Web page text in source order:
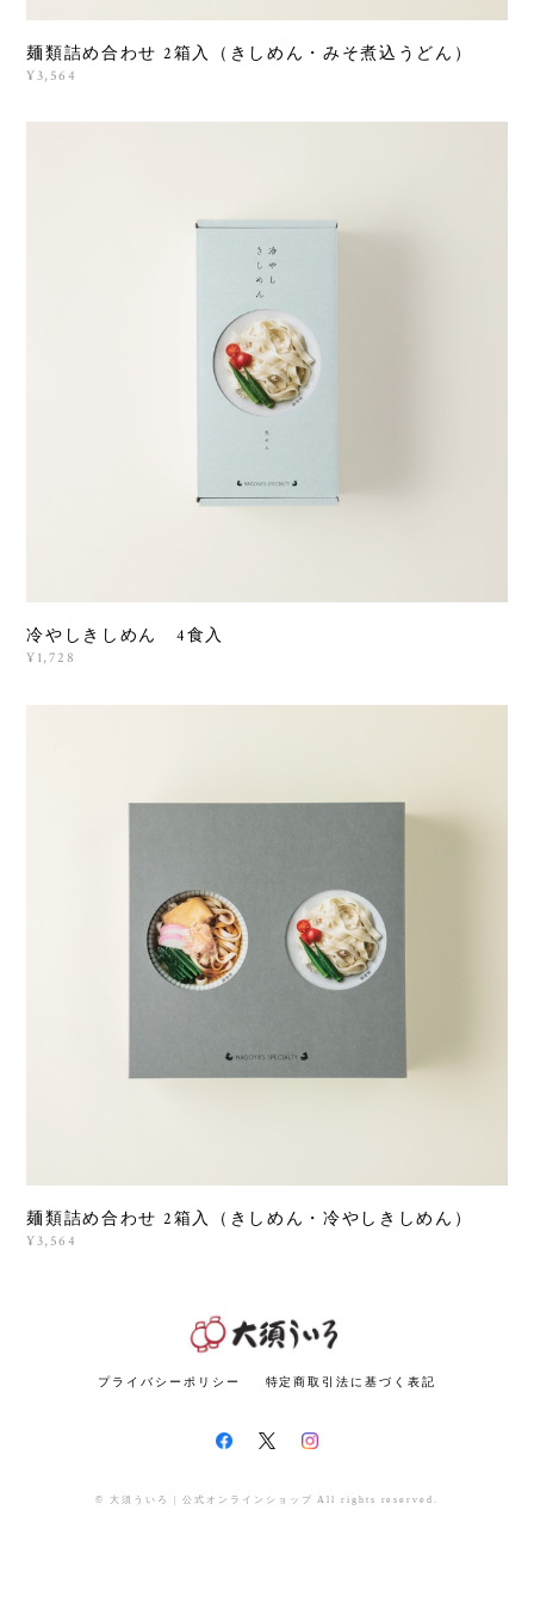
麺類詰め合わせ 2箱入（きしめん・みそ煮込うどん）
¥3,564
冷やしきしめん 4食入
¥1,728
麺類詰め合わせ 2箱入（きしめん・冷やしきしめん）
¥3,564
プライバシーポリシー 特定商取引法に基づく表記
© 大須ういろ | 公式オンラインショップ All rights reserved.